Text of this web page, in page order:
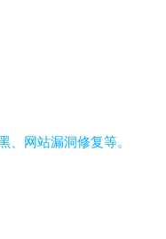
网站漏洞修复等。